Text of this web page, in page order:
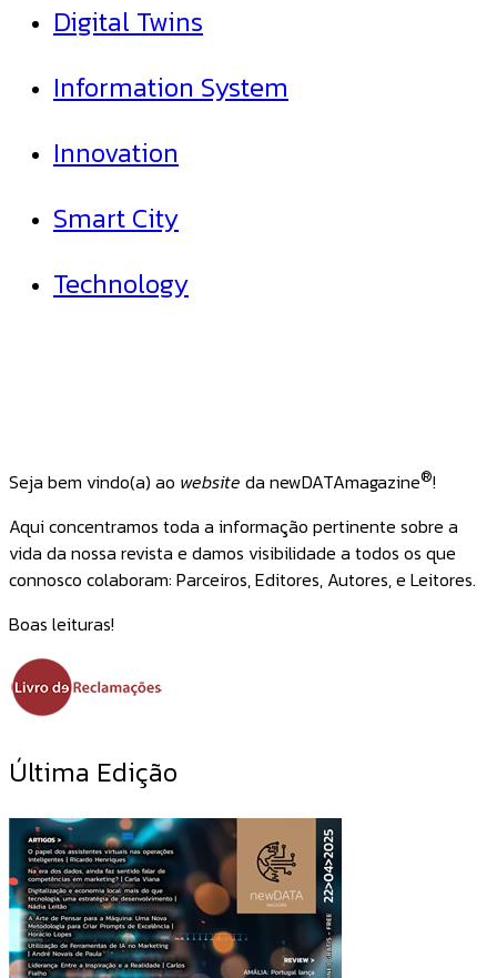
Digital Twins
Information System
Innovation
Smart City
Technology
Seja bem vindo(a) ao website da newDATAmagazine®!
Aqui concentramos toda a informação pertinente sobre a
vida da nossa revista e damos visibilidade a todos os que
connosco colaboram: Parceiros, Editores, Autores, e Leitores.
Boas leituras!
Última Edição